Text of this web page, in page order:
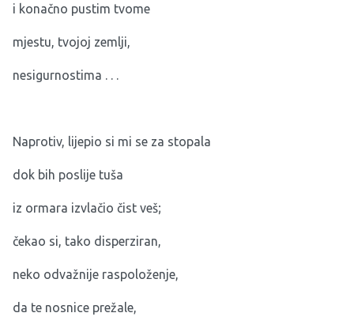
i konačno pustim tvome
mjestu, tvojoj zemlji,
nesigurnostima . . .
Naprotiv, lijepio si mi se za stopala
dok bih poslije tuša
iz ormara izvlačio čist veš;
čekao si, tako disperziran,
neko odvažnije raspoloženje,
da te nosnice prežale,